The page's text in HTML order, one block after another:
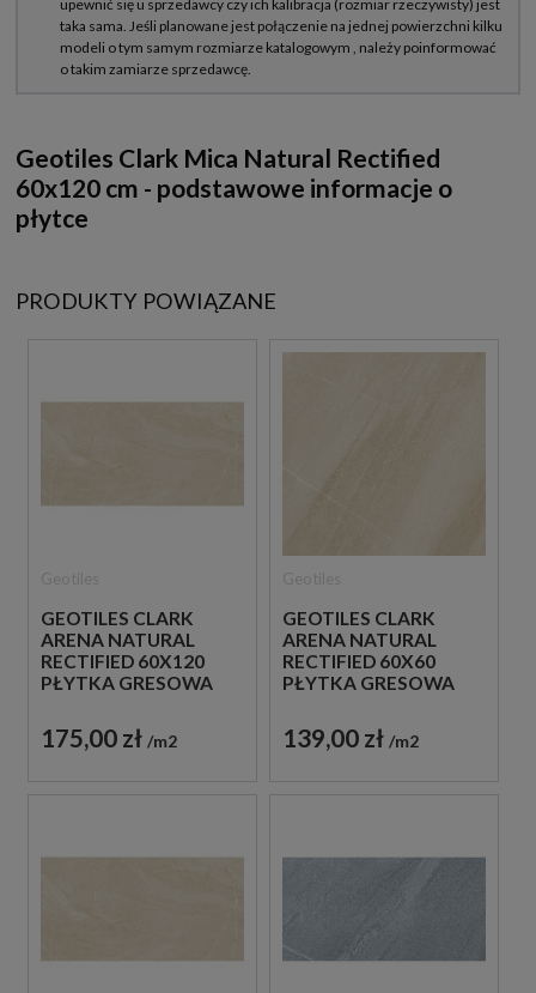
Geotiles Clark Mica Natural Rectified
60x120 cm - podstawowe informacje o
płytce
PRODUKTY POWIĄZANE
GEOTILES CLARK
ARENA NATURAL
RECTIFIED 60X120
PŁYTKA GRESOWA
175,00 zł m2
GEOTILES CLARK
ARENA NATURAL
RECTIFIED 60X60
PŁYTKA GRESOWA
139,00 zł m2